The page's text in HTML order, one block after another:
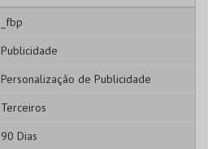
_fbp
Publicidade
Personalização de Publicidade
Terceiros
90 Dias